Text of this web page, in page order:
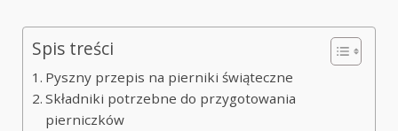
Spis treści
Pyszny przepis na pierniki świąteczne
Składniki potrzebne do przygotowania
pierniczków